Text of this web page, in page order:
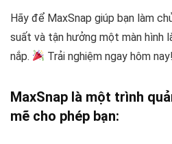
Hãy để MaxSnap giúp bạn làm
suất và tận hưởng một màn hình
nắp.
Trải nghiệm ngay hôm nay!
MaxSnap là một trình
mẽ cho phép bạn: